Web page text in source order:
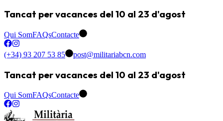
Tancat per vacances del 10 al 23 d'agost
Qui SomFAQsContacte
(+34) 93 207 53 85 post@militariabcn.com
Tancat per vacances del 10 al 23 d'agost
Qui SomFAQsContacte